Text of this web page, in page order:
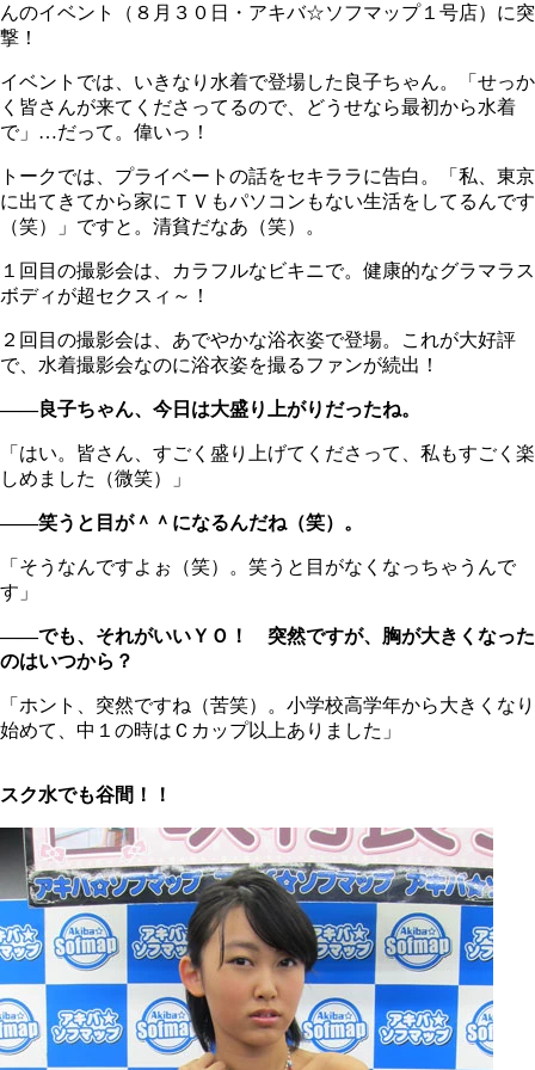
んのイベント（８月３０日・アキバ☆ソフマップ１号店）に突
撃！
イベントでは、いきなり水着で登場した良子ちゃん。「せっか
く皆さんが来てくださってるので、どうせなら最初から水着
で」…だって。偉いっ！
トークでは、プライベートの話をセキララに告白。「私、東京
に出てきてから家にＴＶもパソコンもない生活をしてるんです
（笑）」ですと。清貧だなあ（笑）。
１回目の撮影会は、カラフルなビキニで。健康的なグラマラス
ボディが超セクスィ～！
２回目の撮影会は、あでやかな浴衣姿で登場。これが大好評
で、水着撮影会なのに浴衣姿を撮るファンが続出！
――良子ちゃん、今日は大盛り上がりだったね。
「はい。皆さん、すごく盛り上げてくださって、私もすごく楽
しめました（微笑）」
――笑うと目が＾＾になるんだね（笑）。
「そうなんですよぉ（笑）。笑うと目がなくなっちゃうんで
す」
――でも、それがいいＹＯ！ 突然ですが、胸が大きくなった
のはいつから？
「ホント、突然ですね（苦笑）。小学校高学年から大きくなり
始めて、中１の時はＣカップ以上ありました」
スク水でも谷間！！